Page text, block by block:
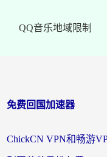
QQ音乐地域限制
免费回国加速器